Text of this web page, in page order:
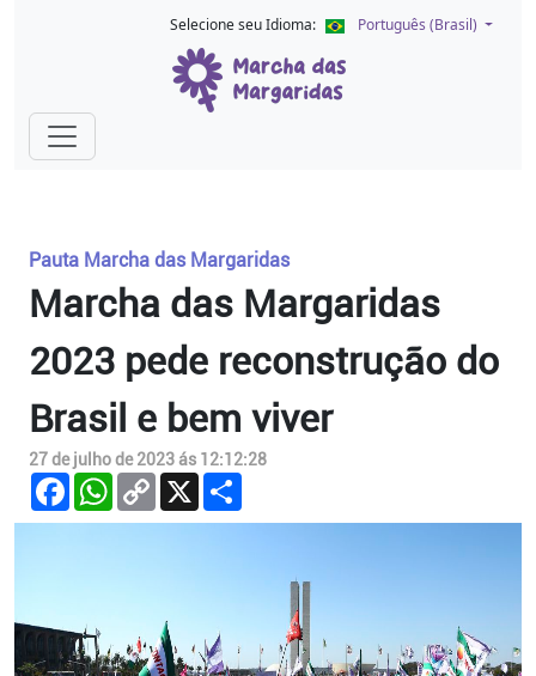
Selecione seu Idioma: Português (Brasil)
Pauta Marcha das Margaridas
Marcha das Margaridas
2023 pede reconstrução do
Brasil e bem viver
27 de julho de 2023 ás 12:12:28
FacebookWhatsApp
Copy
Link
X